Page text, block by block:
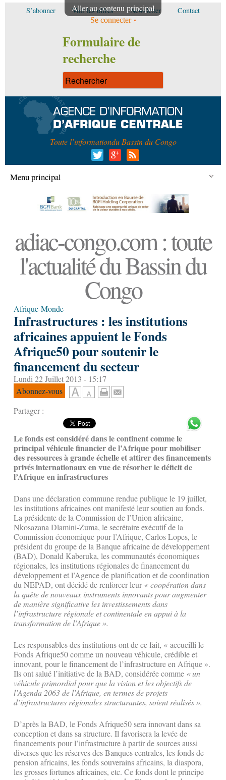
Aller au contenu principal
S’abonner Voir les offres Newsletter Contact
Se connecter
Formulaire de
recherche
Toute l’informationdu Bassin du Congo
Menu principal
adiac-congo.com : toute
l'actualité du Bassin du
Congo
Afrique-Monde
Infrastructures : les institutions
africaines appuient le Fonds
Afrique50 pour soutenir le
financement du secteur
Lundi 22 Juillet 2013 - 15:17
Abonnez-vous
Partager :
Le fonds est considéré dans le continent comme le
principal véhicule financier de l’Afrique pour mobiliser
des ressources à grande échelle et attirer des financements
privés internationaux en vue de résorber le déficit de
l’Afrique en infrastructures
Dans une déclaration commune rendue publique le 19 juillet,
les institutions africaines ont manifesté leur soutien au fonds.
La présidente de la Commission de l’Union africaine,
Nkosazana Dlamini-Zuma, le secrétaire exécutif de la
Commission économique pour l’Afrique, Carlos Lopes, le
président du groupe de la Banque africaine de développement
(BAD), Donald Kaberuka, les communautés économiques
régionales, les institutions régionales de financement du
développement et l’Agence de planification et de coordination
du NEPAD, ont décidé de renforcer leur« coopération dans
la quête de nouveaux instruments innovants pour augmenter
de manière significative les investissements dans
l’infrastructure régionale et continentale en appui à la
transformation de l’Afrique ».
Les responsables des institutions ont de ce fait, « accueilli le
Fonds Afrique50 comme un nouveau véhicule, crédible et
innovant, pour le financement de l’infrastructure en Afrique ».
Ils ont salué l’initiative de la BAD, considérée comme « un
véhicule primordial pour que la vision et les objectifs de
l’Agenda 2063 de l’Afrique, en termes de projets
d’infrastructures régionales structurantes, soient réalisés ».
D’après la BAD, le Fonds Afrique50 sera innovant dans sa
conception et dans sa structure. Il favorisera la levée de
financements pour l’infrastructure à partir de sources aussi
diverses que les réserves des Banques centrales, les fonds de
pension africains, les fonds souverains africains, la diaspora,
les grosses fortunes africaines, etc. Ce fonds dont le principe